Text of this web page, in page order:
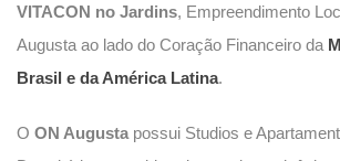
VITACON no Jardins, Empreendimento
Augusta ao lado do Coração Financeiro da
Brasil e da América Latina.
O ON Augusta possui Studios e